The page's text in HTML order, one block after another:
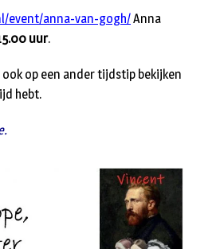
event/anna-van-gogh/Anna
uur.
op een ander tijdstip bekijken
hebt.